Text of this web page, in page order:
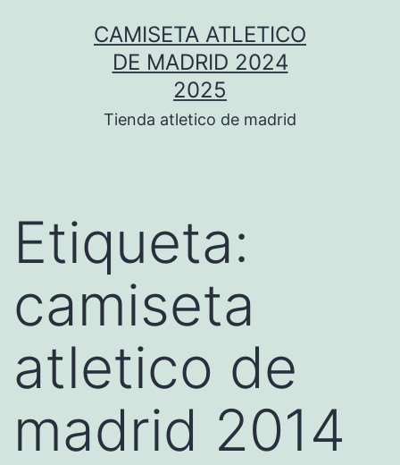
CAMISETA ATLETICO
DE MADRID 2024
2025
Tienda atletico de madrid
Etiqueta:
camiseta
atletico de
madrid 2014